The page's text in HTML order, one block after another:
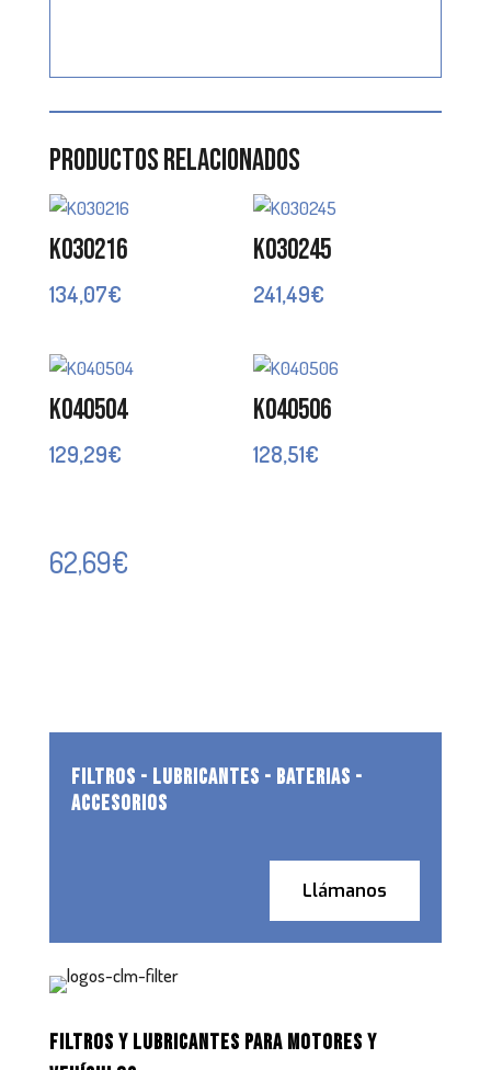
Productos relacionados
K030216
134,07€
K030245
241,49€
K040504
129,29€
K040506
128,51€
62,69€
FILTROS - LUBRICANTES - BATERIAS -
ACCESORIOS
Llámanos
FILTROS Y LUBRICANTES PARA MOTORES Y